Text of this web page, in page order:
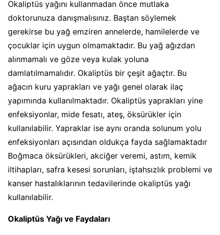
Okaliptüs yağını kullanmadan önce mutlaka
doktorunuza danışmalısınız. Baştan söylemek
gerekirse bu yağ emziren annelerde, hamilelerde ve
çocuklar için uygun olmamaktadır. Bu yağ ağızdan
alınmamalı ve göze veya kulak yoluna
damlatılmamalıdır. Okaliptüs bir çeşit ağaçtır. Bu
ağacın kuru yaprakları ve yağı genel olarak ilaç
yapımında kullanılmaktadır. Okaliptüs yaprakları yine
enfeksiyonlar, mide fesatı, ateş, öksürükler için
kullanılabilir. Yapraklar ise aynı oranda solunum yolu
enfeksiyonları açısından oldukça fayda sağlamaktadır
Boğmaca öksürükleri, akciğer veremi, astım, kemik
iltihapları, safra kesesi sorunları, iştahsızlık problemi ve
kanser hastalıklarının tedavilerinde okaliptüs yağı
kullanılabilir.
Okaliptüs Yağı ve Faydaları